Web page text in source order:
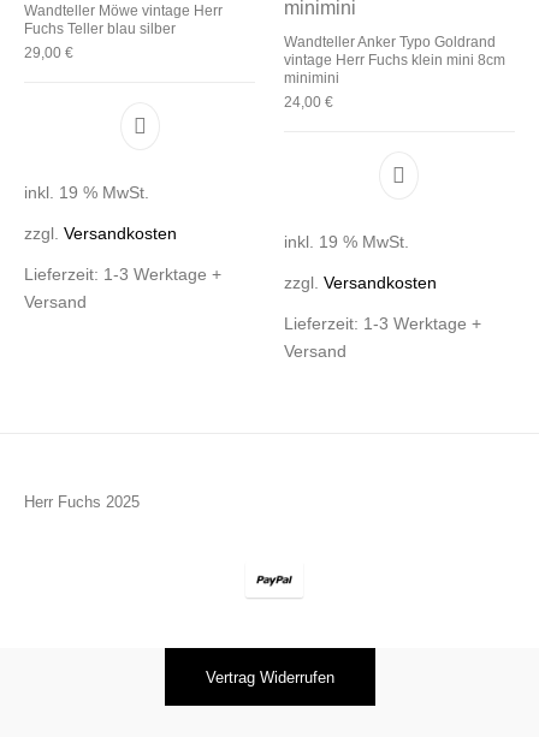
Wandteller Möwe vintage Herr
Fuchs Teller blau silber
29,00€
inkl. 19 % MwSt.
zzgl.Versandkosten
Lieferzeit: 1-3 Werktage +
Versand
Wandteller Anker Typo Goldrand
vintage Herr Fuchs klein mini 8cm
minimini
24,00 €
inkl. 19 % MwSt.
zzgl. Versandkosten
Lieferzeit: 1-3 Werktage +
Versand
Herr Fuchs 2025
Vertrag Widerrufen